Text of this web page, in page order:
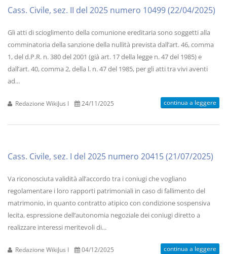
Cass. Civile, sez. II del 2025 numero 10499 (22/04/2025)
Gli atti di scioglimento della comunione ereditaria sono soggetti alla
comminatoria della sanzione della nullità prevista dall’art. 46, comma
1, del d.P.R. n. 380 del 2001 (già art. 17 della legge n. 47 del 1985) e
dall’art. 40, comma 2, della l. n. 47 del 1985, per gli atti tra vivi aventi
ad...
Redazione WikiJus I 24/11/2025 continua a leggere
Cass. Civile, sez. I del 2025 numero 20415 (21/07/2025)
Va riconosciuta validità all’accordo tra i coniugi che vogliano
regolamentare i loro rapporti patrimoniali in caso di fallimento del
matrimonio, in quanto contratto atipico con condizione sospensiva
lecita, espressione dell’autonomia negoziale dei coniugi diretto a
realizzare interessi meritevoli di...
Redazione WikiJus I 04/12/2025 continua a leggere